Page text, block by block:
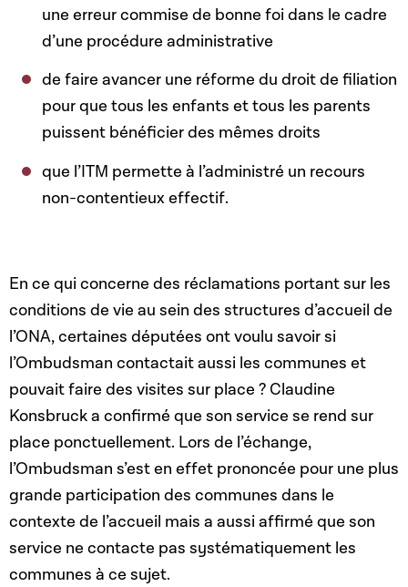
une erreur commise de bonne foi dans le cadre
d’une procédure administrative
de faire avancer une réforme du droit de filiation
pour que tous les enfants et tous les parents
puissent bénéficier des mêmes droits
que l’ITM permette à l’administré un recours
non-contentieux effectif.
En ce qui concerne des réclamations portant sur les
conditions de vie au sein des structures d’accueil de
l’ONA, certaines députées ont voulu savoir si
l’Ombudsman contactait aussi les communes et
pouvait faire des visites sur place ? Claudine
Konsbruck a confirmé que son service se rend sur
place ponctuellement. Lors de l’échange,
l’Ombudsman s’est en effet prononcée pour une plus
grande participation des communes dans le
contexte de l’accueil mais a aussi affirmé que son
service ne contacte pas systématiquement les
communes à ce sujet.